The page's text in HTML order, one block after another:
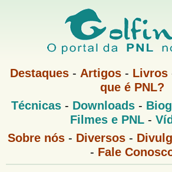
Pular
para
o
principal
G
f
i
M
u
Destaques- Artigos- Livros
que é PNL?
M
e
P
Técnicas- Downloads-
Filmes e PNL -
G
Sobre nós - Diversos -
- Fale